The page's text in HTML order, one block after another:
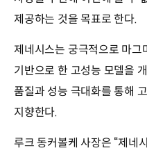
제공하는 것을 목표로 한다.
제네시스는 궁극적으로 마
기반으로 한 고성능 모델을
품질과 성능 극대화를 통해
지향한다.
루크 동커볼케 사장은 “제네